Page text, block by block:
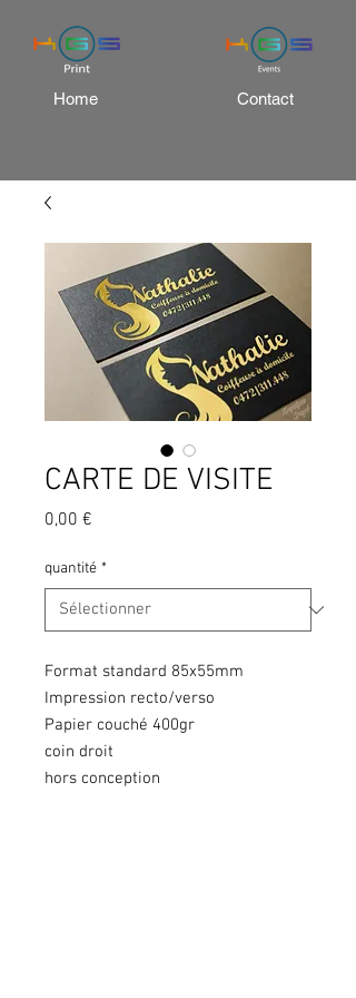
Home Contact
CARTE DE VISITE
0,00 €
quantité *
Format standard 85x55mm
Impression recto/verso
Papier couché 400gr
coin droit
hors conception